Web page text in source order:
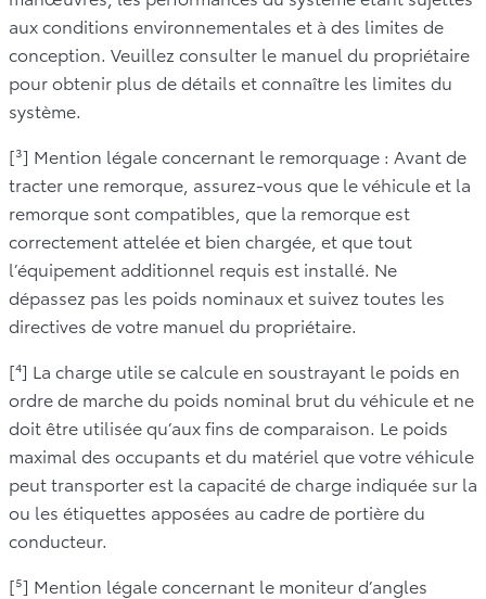
aux conditions environnementales et à des limites de
conception. Veuillez consulter le manuel du propriétaire
pour obtenir plus de détails et connaître les limites du
système.
[³] Mention légale concernant le remorquage : Avant de
tracter une remorque, assurez-vous que le véhicule et la
remorque sont compatibles, que la remorque est
correctement attelée et bien chargée, et que tout
l’équipement additionnel requis est installé. Ne
dépassez pas les poids nominaux et suivez toutes les
directives de votre manuel du propriétaire.
[⁴] La charge utile se calcule en soustrayant le poids en
ordre de marche du poids nominal brut du véhicule et ne
doit être utilisée qu’aux fins de comparaison. Le poids
maximal des occupants et du matériel que votre véhicule
peut transporter est la capacité de charge indiquée sur la
ou les étiquettes apposées au cadre de portière du
conducteur.
[⁵] Mention légale concernant le moniteur d’angles